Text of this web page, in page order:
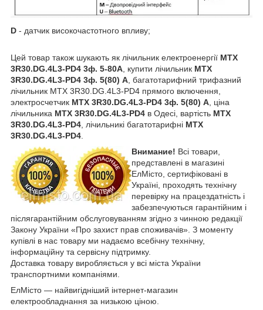
D - датчик високочастотного впливу;
Цей товар також шукають як лічильник електроенергії MTX
3R30.DG.4L3-PD4 3ф. 5-80А , купити лічильник MTX
3R30.DG.4L3-PD4 3ф. 5(80) А , багатотарифний трифазний
лічильник MTX 3R30.DG.4L3-PD4 прямого включення,
электросчетчик MTX 3R30.DG.4L3-PD4 3ф. 5(80) А , ціна
лічильника MTX 3R30.DG.4L3-PD4 в Одесі, вартість MTX
3R30.DG.4L3-PD4 , лiчильникі багатотарифні MTX
3R30.DG.4L3-PD4
Внимание! Всі товари,
представлені в магазині
ЕлМісто, сертифіковані в
Україні, проходять технічну
перевірку на працездатність і
забезпечуються гарантійним і
післягарантійним обслуговуванням згідно з чинною редакції
Закону України «Про захист прав споживачів». З моменту
купівлі в нас товару ми надаємо всебічну технічну,
інформаційну та сервісну підтримку.
Доставка товару виробляється у всі міста України
транспортними компаніями.
ЕлМісто — найвигідніший інтернет-магазин
електрообладнання за низькою ціною.